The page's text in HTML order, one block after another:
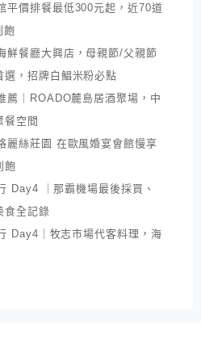
平價排餐最低300元起，近70道
飽
鮮餐廳大興店，母親節/父親節
選，招牌白鯧米粉必點
薦｜ROADO麓島居酒聚場，中
餐空間
麗絲莊園 在歐風婚宴會館慢享
飽
Day4 ｜那霸機場最後採買、
食全記錄
Day4｜牧志市場代客料理，海